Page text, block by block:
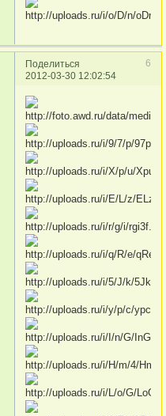
Поделиться
6
2012-03-30 12:02:54